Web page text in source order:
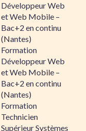
Développeur Web
et Web Mobile –
Bac+2 en continu
(Nantes)
Formation
Développeur Web
et Web Mobile –
Bac+2 en continu
(Nantes)
Formation
Technicien
Supérieur Systèmes